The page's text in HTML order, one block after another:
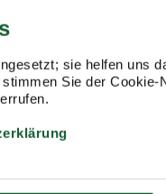
sie helfen uns
Sie der Cookie-